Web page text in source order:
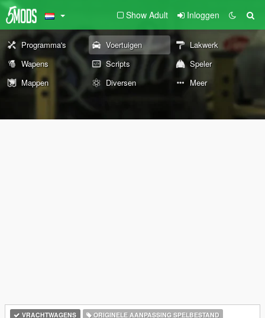
Show Adult Inloggen
Programma's Voertuigen
Lakwerk
Wapens
Scripts
Speler
Mappen
Diversen Meer
VRACHTWAGENS
ORIGINELE AANPASSING SPELBESTAND